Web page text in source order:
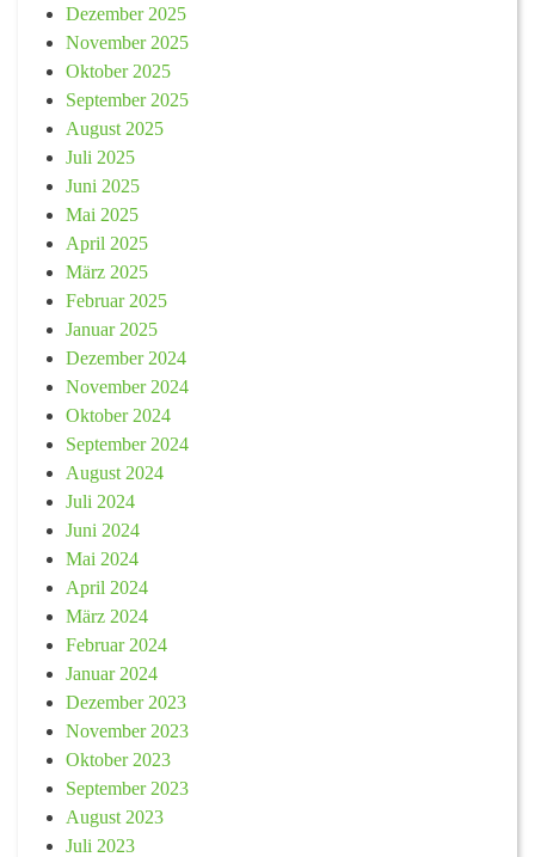
Dezember 2025
November 2025
Oktober 2025
September 2025
August 2025
Juli 2025
Juni 2025
Mai 2025
April 2025
März 2025
Februar 2025
Januar 2025
Dezember 2024
November 2024
Oktober 2024
September 2024
August 2024
Juli 2024
Juni 2024
Mai 2024
April 2024
März 2024
Februar 2024
Januar 2024
Dezember 2023
November 2023
Oktober 2023
September 2023
August 2023
Juli 2023